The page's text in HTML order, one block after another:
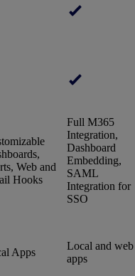
Web and
Hooks
Full M365
Integration,
Dashboard
Embedding,
SAML
Integration for
SSO
Apps
Local and web
apps